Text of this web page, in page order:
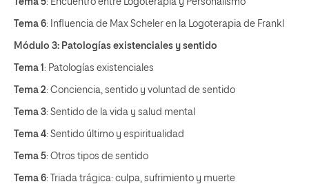
Tema 5: Encuentro entre Logoterapia y Personalismo
Tema 6: Influencia de Max Scheler en la Logoterapia de Frankl
Módulo 3: Patologías existenciales y sentido
Tema 1 : Patologías existenciales
Tema 2: Conciencia, sentido y voluntad de sentido
Tema 3: Sentido de la vida y salud mental
Tema 4: Sentido último y espiritualidad
Tema 5: Otros tipos de sentido
Tema 6: Triada trágica: culpa, sufrimiento y muerte